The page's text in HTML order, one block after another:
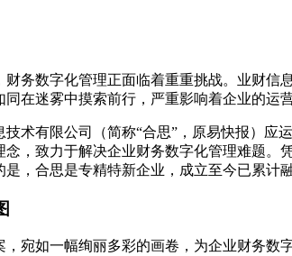
务数字化管理正面临着重重挑战。业财
在迷雾中摸索前行，严重影响着企业的运
术有限公司（简称“合思”，原易快报）
，致力于解决企业财务数字化管理难题。
，合思是专精特新企业，成立至今已累计
宛如一幅绚丽多彩的画卷，为企业财务数